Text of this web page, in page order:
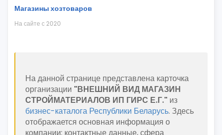
Магазины хозтоваров
На сайте с 2020
На данной странице представлена карточка
организации "ВНЕШНИЙ ВИД МАГАЗИН
СТРОЙМАТЕРИАЛОВ ИП ГИРС Е.Г." из
бизнес-каталога Республики Беларусь. Здесь
отображается основная информация о